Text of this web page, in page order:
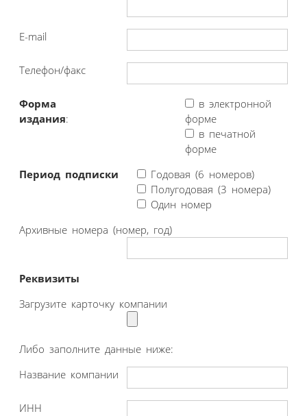
E-mail
Телефон/факс
Форма
издания:
в электронной
форме
в печатной
форме
Период подписки
Годовая (6 номеров)
Полугодовая (3 номера)
Один номер
Архивные номера (номер, год)
Реквизиты
Загрузите карточку компании
Либо заполните данные ниже:
Название компании
ИНН